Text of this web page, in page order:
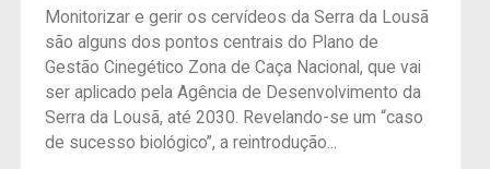
Monitorizar e gerir os cervídeos da Serra da Lousã
são alguns dos pontos centrais do Plano de
Gestão Cinegético Zona de Caça Nacional, que vai
ser aplicado pela Agência de Desenvolvimento da
Serra da Lousã, até 2030. Revelando-se um “caso
de sucesso biológico”, a reintrodução...